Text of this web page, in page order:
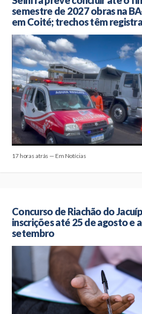
semestre de 2027 obras na
em Coité; trechos têm
17 horas atrás — Em Notícias
Concurso de Riachão do
inscrições até 25 de agosto e
setembro